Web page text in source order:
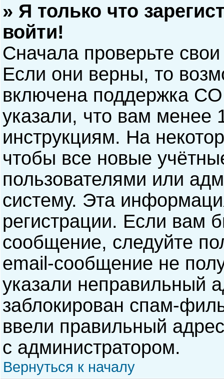
» Я только что
войти!
Сначала проверьте
Если они верны, то
включена поддержка
указали, что вам менее
инструкциям. На
чтобы все новые
пользователями или
систему. Эта
регистрации. Если вам
сообщение, следуйте
email-сообщение не
указали неправильный
заблокирован спам-
ввели правильный
с администратором.
Вернуться к началу